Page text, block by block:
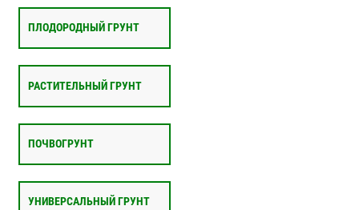
ПЛОДОРОДНЫЙ ГРУНТ
РАСТИТЕЛЬНЫЙ ГРУНТ
ПОЧВОГРУНТ
УНИВЕРСАЛЬНЫЙ ГРУНТ